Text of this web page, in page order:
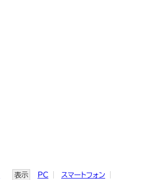
表示 PC スマートフォン